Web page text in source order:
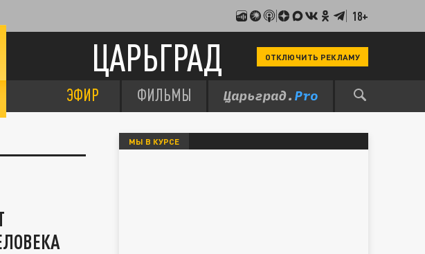
18+
ЦАРЬГРАД ОТКЛЮЧИТЬ РЕКЛАМУ
ЭФИР ФИЛЬМЫ
МЫ В КУРСЕ